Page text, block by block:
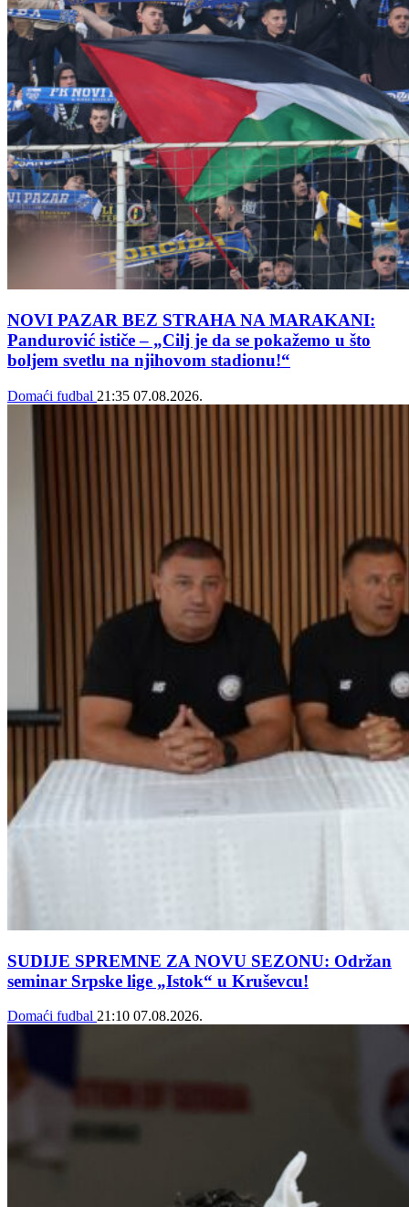
NOVI PAZAR BEZ STRAHA NA MARAKANI:
Pandurović ističe – „Cilj je da se pokažemo u što
boljem svetlu na njihovom stadionu!“
Domaći fudbal 21:35 07.08.2026.
SUDIJE SPREMNE ZA NOVU SEZONU: Održan
seminar Srpske lige „Istok“ u Kruševcu!
Domaći fudbal 21:10 07.08.2026.